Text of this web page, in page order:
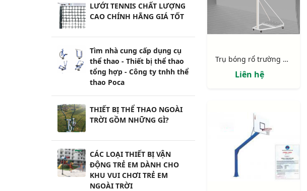
LƯỚI TENNIS CHẤT LƯỢNG
CAO CHÍNH HÃNG GIÁ TỐT
Tìm nhà cung cấp dụng cụ
thể thao - Thiết bị thể thao
tổng hợp - Công ty tnhh thể
thao Poca
THIẾT BỊ THỂ THAO NGOÀI
TRỜI GỒM NHỮNG GÌ?
CÁC LOẠI THIẾT BỊ VẬN
ĐỘNG TRẺ EM DÀNH CHO
KHU VUI CHƠI TRẺ EM
NGOÀI TRỜI
Trụ bóng rổ trường học 801829
Liên hệ